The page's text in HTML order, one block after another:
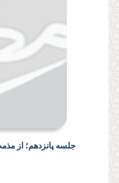
جلسه پانزدهم؛ از